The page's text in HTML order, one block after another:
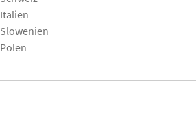
Italien
Slowenien
Polen